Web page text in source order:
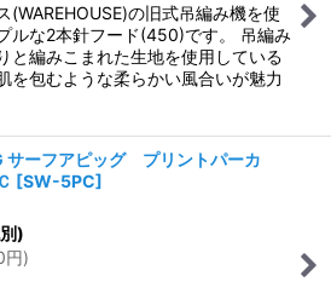
(WAREHOUSE)の旧式吊編み機を使
ルな2本針フード(450)です。 吊編み
と編みこまれた生地を使用している
を包むような柔らかい風合いが魅力
サーフアピッグ プリントパーカ
[SW-5PC]
)
円)